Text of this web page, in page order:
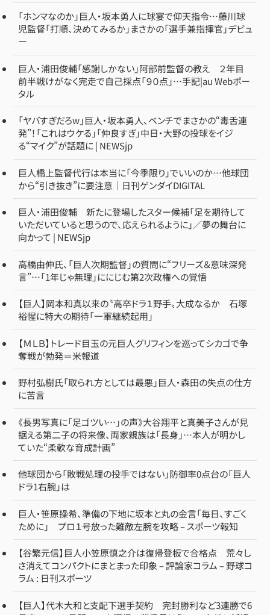
「ホンマなのか」巨人・坂本勇人に球宴で仰天指令…藤川球
児監督「打順、決めてみるか」まさかの「選手兼指揮官」デビュ
ー
巨人・浦田俊輔「感謝しかない」阿部前監督の教え ２年目
前半戦けがなく完走で自己採点「９０点」…手記|au Webポー
タル
「ヤバすぎだろw」巨人・坂本勇人、ベンチでまさかの“毒舌連
発”！「これはウケる」「仲良すぎ」中日・大野の投球をイジ
る“マイク”が話題に | NEWSjp
巨人橋上監督代行は本当に「今季限り」でいいのか…他球団
から“引き抜き”に要注意｜日刊ゲンダイDIGITAL
巨人・浦田俊輔 新たに登場したスター候補「足を期待して
いただいていると思うので、応えられるように」／夢の舞台に
向かって | NEWSjp
高橋由伸氏、「巨人次期監督」の質問に“フリーズ＆意味深発
言”…「1年じゃ無理」ににじむ第2次政権への覚悟
【巨人】岡本和真以来の〝高卒ドラ１野手〟大成なるか 石塚
裕惺に特大の期待「一軍継続起用」
【ＭＬＢ】トレード目玉の元巨人グリフィンを巡ってシカゴで争
奪戦が勃発＝米報道
野村弘樹氏「取られ方としては最悪」巨人・森田の失点の仕方
に苦言
《長男写真に「足ゴツい…」の声》大谷翔平と真美子さんが見
据える第二子の将来像、両家親族は「長身」…本人が明かし
ていた“柔軟な育成計画”
他球団から「敗戦処理の投手ではない」防御率0点台の「巨人
ドラ1右腕」は
巨人・笹原操希、準備の下地に坂本と丸の金言「毎日、すごく
ために」 プロ１号放った難敵左腕を攻略 – スポーツ報知
【谷繁元信】巨人小笠原慎之介は復帰登板で合格点 荒々し
さ消えてコンパクトにまとまった印象 – 評論家コラム – 野球コ
ラム : 日刊スポーツ
【巨人】代木大和と支配下選手契約 完封勝利など3連勝で6